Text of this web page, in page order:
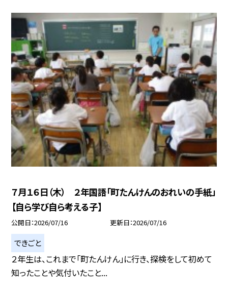
７月１６日（木） ２年国語「町たんけんのおれいの手紙」
【自ら学び自ら考える子】
公開日 2026/07/16 更新日 2026/07/16
できごと
２年生は、これまで「町たんけん」に行き、探検をして初めて
知ったことや気付いたこと...